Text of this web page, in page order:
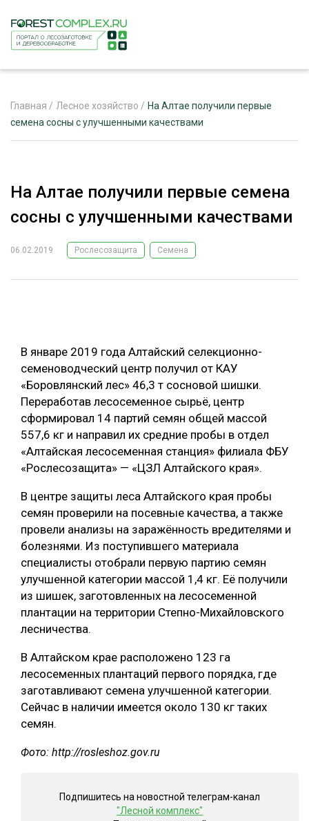
РЕКЛАМОДАТЕЛЯМ
ЛЕСНОЕ ХОЗЯЙСТВО
ЦИФРОВАЯ СРЕДА
БИОЭНЕРГЕТИКА
ЛЕСОВОССТАНОВЛЕНИЕ И ЗАЩИТА
ЛОГИСТИКА
ПРОИЗВОДСТВО ДРЕВЕСНЫХ ПЛИТ
КОМПЛЕКСНАЯ ПЕРЕРАБОТКА
ЛЕСОПИЛЕНИЕ
ДЕРЕВЯННОЕ ДОМОСТРОЕНИЕ
СОРТИРОВКА ДРЕВЕСИНЫ
МЕБЕЛЬНОЕ ПРОИЗВОДСТВО
РУБРИКИ
ТЕМАТИЧЕСКИЕ ПРОЕКТЫ
ПОДБОРКИ СТАТЕЙ
Главная / Лесное хозяйство / На Алтае получили первые
семена сосны с улучшенными качествами
На Алтае получили первые семена
сосны с улучшенными качествами
06.02.2019 Рослесозащита Семена
В январе 2019 года Алтайский селекционно-
семеноводческий центр получил от КАУ
«Боровлянский лес» 46,3 т сосновой шишки.
Переработав лесосеменное сырьё, центр
сформировал 14 партий семян общей массой
557,6 кг и направил их средние пробы в отдел
«Алтайская лесосеменная станция» филиала ФБУ
«Рослесозащита» — «ЦЗЛ Алтайского края».
В центре защиты леса Алтайского края пробы
семян проверили на посевные качества, а также
провели анализы на заражённость вредителями и
болезнями. Из поступившего материала
специалисты отобрали первую партию семян
улучшенной категории массой 1,4 кг. Её получили
из шишек, заготовленных на лесосеменной
плантации на территории Степно-Михайловского
лесничества.
В Алтайском крае расположено 123 га
лесосеменных плантаций первого порядка, где
заготавливают семена улучшенной категории.
Сейчас в наличии имеется около 130 кг таких
семян.
Фото: http://rosleshoz.gov.ru
Подпишитесь на новостной телеграм-канал
"Лесной комплекс"